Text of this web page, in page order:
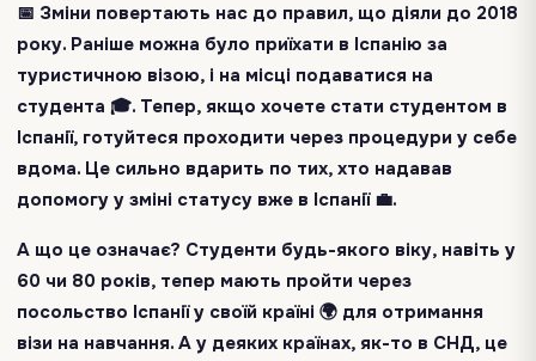
📅 Зміни повертають нас до правил, що діяли до 2018
року. Раніше можна було приїхати в Іспанію за
туристичною візою, і на місці подаватися на
студента 🎓. Тепер, якщо хочете стати студентом в
Іспанії, готуйтеся проходити через процедури у себе
вдома. Це сильно вдарить по тих, хто надавав
допомогу у зміні статусу вже в Іспанії 💼.
А що це означає? Студенти будь-якого віку, навіть у
60 чи 80 років, тепер мають пройти через
посольство Іспанії у своїй країні 🌍 для отримання
візи на навчання. А у деяких країнах, як-то в СНД, це